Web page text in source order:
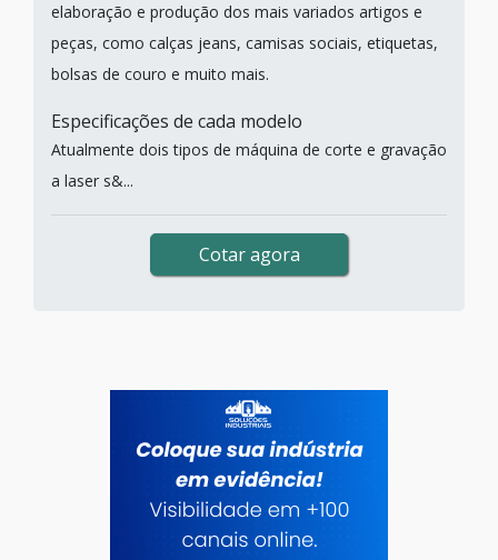
elaboração e produção dos mais variados artigos e
peças, como calças jeans, camisas sociais, etiquetas,
bolsas de couro e muito mais.
Especificações de cada modelo
Atualmente dois tipos de máquina de corte e gravação
a laser s&...
Cotar agora